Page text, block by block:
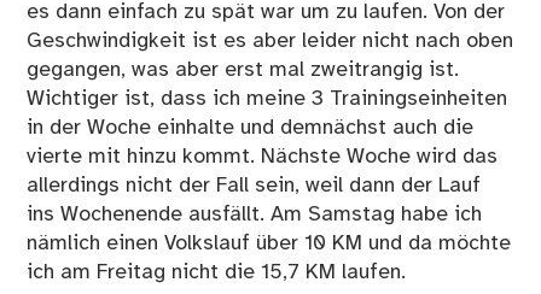
es dann einfach zu spät war um zu laufen. Von der
Geschwindigkeit ist es aber leider nicht nach oben
gegangen, was aber erst mal zweitrangig ist.
Wichtiger ist, dass ich meine 3 Trainingseinheiten
in der Woche einhalte und demnächst auch die
vierte mit hinzu kommt. Nächste Woche wird das
allerdings nicht der Fall sein, weil dann der Lauf
ins Wochenende ausfällt. Am Samstag habe ich
nämlich einen Volkslauf über 10 KM und da möchte
ich am Freitag nicht die 15,7 KM laufen.